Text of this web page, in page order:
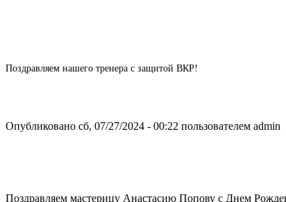
Поздравляем нашего тренера с защитой ВКР!
Опубликовано сб, 07/27/2024 - 00:22 пользователем admin
Поздравляем мастерицу Анастасию Попову с Днем